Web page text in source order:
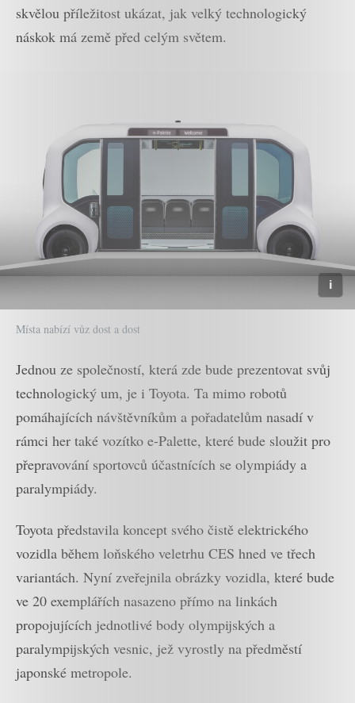
skvělou příležitost ukázat, jak velký technologický
náskok má země před celým světem.
Místa nabízí vůz dost a dost
Jednou ze společností, která zde bude prezentovat svůj
technologický um, je i Toyota. Ta mimo robotů
pomáhajících návštěvníkům a pořadatelům nasadí v
rámci her také vozítko e-Palette, které bude sloužit pro
přepravování sportovců účastnících se olympiády a
paralympiády.
Toyota představila koncept svého čistě elektrického
vozidla během loňského veletrhu CES hned ve třech
variantách. Nyní zveřejnila obrázky vozidla, které bude
ve 20 exemplářích nasazeno přímo na linkách
propojujících jednotlivé body olympijských a
paralympijských vesnic, jež vyrostly na předměstí
japonské metropole.